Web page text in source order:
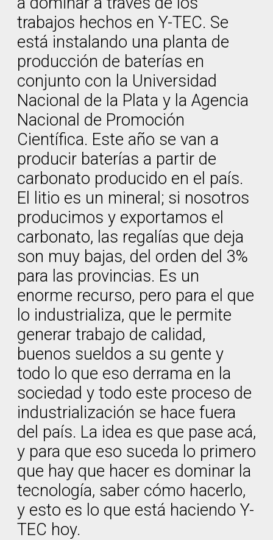
trabajos hechos en Y-TEC. Se
está instalando una planta de
producción de baterías en
conjunto con la Universidad
Nacional de la Plata y la Agencia
Nacional de Promoción
Científica. Este año se van a
producir baterías a partir de
carbonato producido en el país.
El litio es un mineral; si nosotros
producimos y exportamos el
carbonato, las regalías que deja
son muy bajas, del orden del 3%
para las provincias. Es un
enorme recurso, pero para el que
lo industrializa, que le permite
generar trabajo de calidad,
buenos sueldos a su gente y
todo lo que eso derrama en la
sociedad y todo este proceso de
industrialización se hace fuera
del país. La idea es que pase acá,
y para que eso suceda lo primero
que hay que hacer es dominar la
tecnología, saber cómo hacerlo,
y esto es lo que está haciendo Y-
TEC hoy.